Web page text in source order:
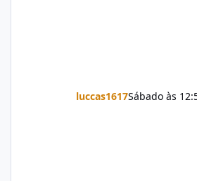
luccas1617Sábado às